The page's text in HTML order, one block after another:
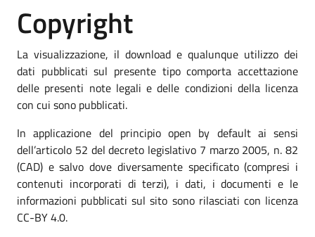
Copyright
La visualizzazione, il download e qualunque utilizzo dei
dati pubblicati sul presente tipo comporta accettazione
delle presenti note legali e delle condizioni della licenza
con cui sono pubblicati.
In applicazione del principio open by default ai sensi
dell’articolo 52 del decreto legislativo 7 marzo 2005, n. 82
(CAD) e salvo dove diversamente specificato (compresi i
contenuti incorporati di terzi), i dati, i documenti e le
informazioni pubblicati sul sito sono rilasciati con licenza
CC-BY 4.0.